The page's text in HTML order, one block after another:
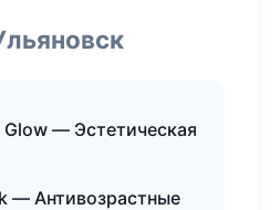
— Эстетическая
— Антивозрастные